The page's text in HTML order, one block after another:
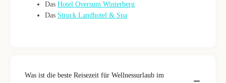
Das Hotel Oversum Winterberg
Das Struck Landhotel & Spa
Was ist die beste Reisezeit für Wellnessurlaub im